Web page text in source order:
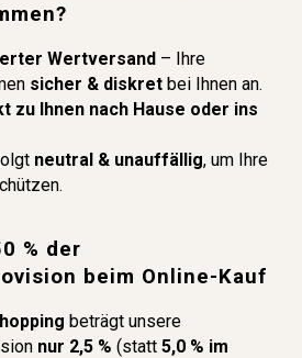
Wertversand – Ihre
sicher & diskret bei Ihnen an.
zu Ihnen nach Hause oder ins
neutral & unauffällig, um Ihre
% der
beim Online-Kauf
beträgt unsere
nur 2,5 % (statt5,0 % im